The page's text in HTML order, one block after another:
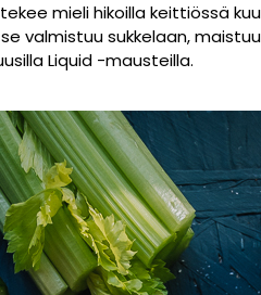
mieli hikoilla keittiössä
valmistuu sukkelaan,
Liquid -mausteilla.